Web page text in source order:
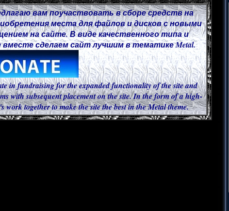
вам поучаствовать в сборе средств на
места для файлов и дисков с новыми
на сайте. В виде качественного типа и
сделаем сайт лучшим в тематике Metal.
in fundraising for the expanded functionality of the site and
with subsequent placement on the site. In the form of a high-
together to make the site the best in the Metal theme.